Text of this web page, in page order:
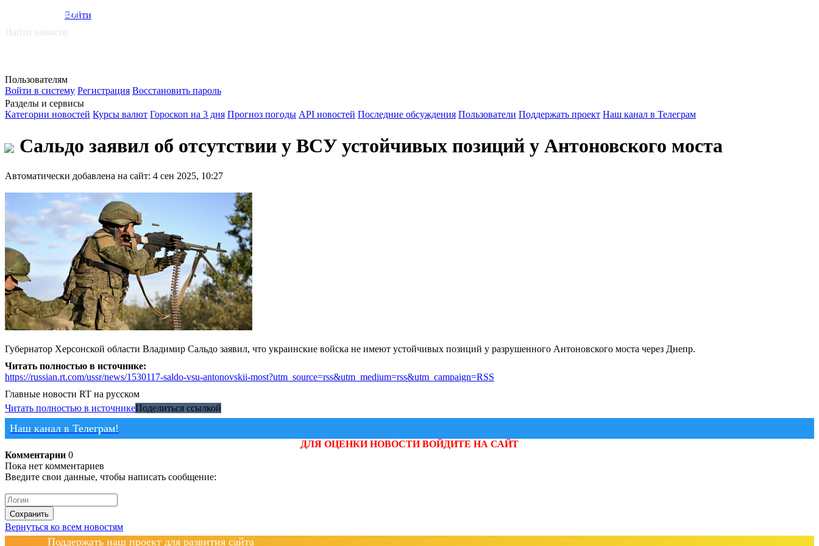
smi.mobi
Войти
Найти новости
Пользователям
Войти в систему Регистрация Восстановить пароль
Разделы и сервисы
Категории новостей Курсы валют Гороскоп на 3 дня Прогноз погоды API новостей Последние обсуждения Пользователи Поддержать проект Наш канал в Телеграм
Сальдо заявил об отсутствии у ВСУ устойчивых позиций у Антоновского моста
Автоматически добавлена на сайт: 4 сен 2025, 10:27
Губернатор Херсонской области Владимир Сальдо заявил, что украинские войска не имеют устойчивых позиций у разрушенного Антоновского моста через Днепр.
Читать полностью в источнике:
https://russian.rt.com/ussr/news/1530117-saldo-vsu-antonovskii-most?utm_source=rss&utm_medium=rss&utm_campaign=RSS
Главные новости RT на русском
Читать полностью в источникеПоделиться ссылкой
Наш канал в Телеграм!
ДЛЯ ОЦЕНКИ НОВОСТИ ВОЙДИТЕ НА САЙТ
Комментарии 0
Пока нет комментариев
Введите свои данные, чтобы написать сообщение:
Сохранить
Вернуться ко всем новостям
Поддержать наш проект для развития сайта